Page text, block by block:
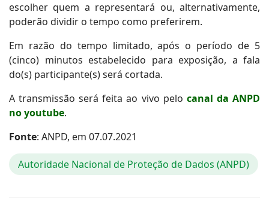
escolher quem a representará ou, alternativamente,
poderão dividir o tempo como preferirem.
Em razão do tempo limitado, após o período de 5
(cinco) minutos estabelecido para exposição, a fala
do(s) participante(s) será cortada.
A transmissão será feita ao vivo pelo canal da ANPD
no youtube.
Fonte: ANPD, em 07.07.2021
Autoridade Nacional de Proteção de Dados (ANPD)